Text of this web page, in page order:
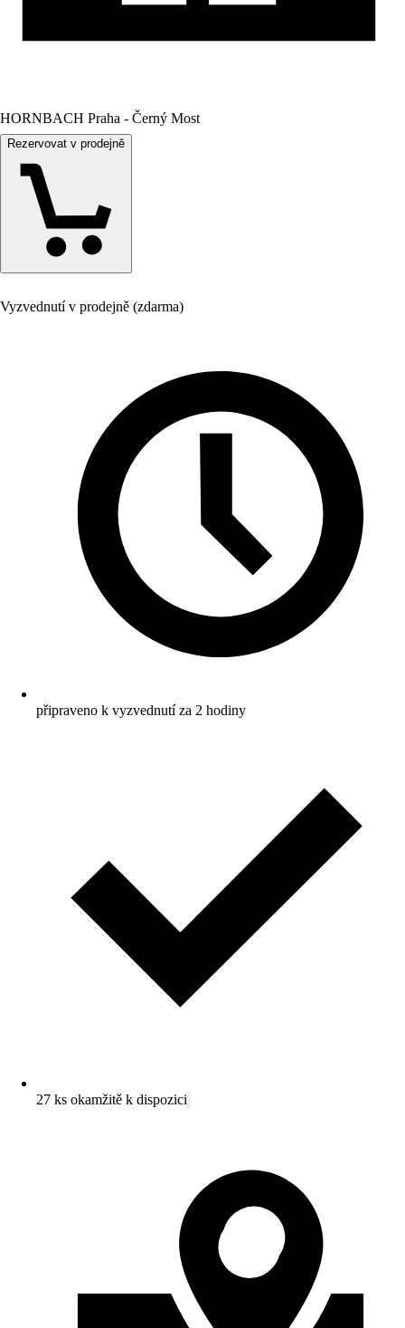
HORNBACH Praha - Černý Most
Rezervovat v prodejně
Vyzvednutí v prodejně (zdarma)
připraveno k vyzvednutí za 2 hodiny
27 ks okamžitě k dispozici